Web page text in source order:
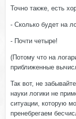
Точно также, есть
- Сколько будет на
- Почти четыре!
(Потому что на
приближенные
Так вот, не
науки логики не
ситуации, которую
пренебрегаем